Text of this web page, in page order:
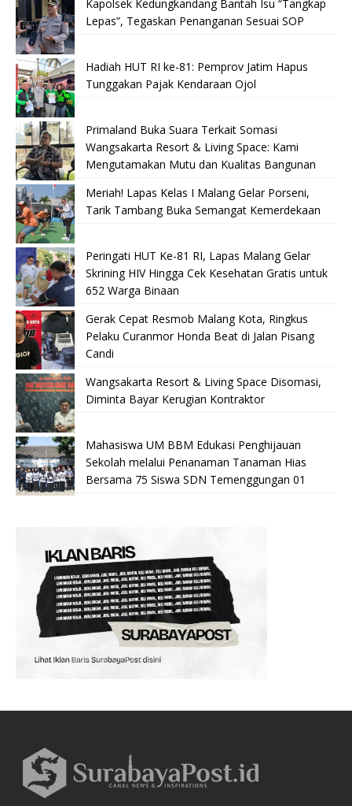
Kapolsek Kedungkandang Bantah Isu “Tangkap
Lepas”, Tegaskan Penanganan Sesuai SOP
Hadiah HUT RI ke-81: Pemprov Jatim Hapus
Tunggakan Pajak Kendaraan Ojol
Primaland Buka Suara Terkait Somasi
Wangsakarta Resort & Living Space: Kami
Mengutamakan Mutu dan Kualitas Bangunan
Meriah! Lapas Kelas I Malang Gelar Porseni,
Tarik Tambang Buka Semangat Kemerdekaan
Peringati HUT Ke-81 RI, Lapas Malang Gelar
Skrining HIV Hingga Cek Kesehatan Gratis untuk
652 Warga Binaan
Gerak Cepat Resmob Malang Kota, Ringkus
Pelaku Curanmor Honda Beat di Jalan Pisang
Candi
Wangsakarta Resort & Living Space Disomasi,
Diminta Bayar Kerugian Kontraktor
Mahasiswa UM BBM Edukasi Penghijauan
Sekolah melalui Penanaman Tanaman Hias
Bersama 75 Siswa SDN Temenggungan 01